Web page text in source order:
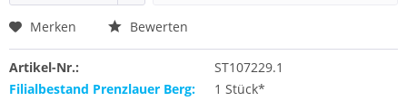
Merken Bewerten
Artikel-Nr.:
ST107229.1
Filialbestand Prenzlauer Berg:
1 Stück*